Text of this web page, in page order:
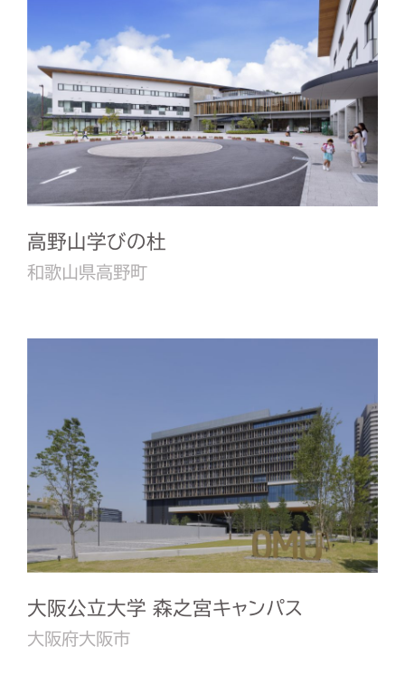
高野山学びの杜
和歌山県高野町
大阪公立大学 森之宮キャンパス
大阪府大阪市